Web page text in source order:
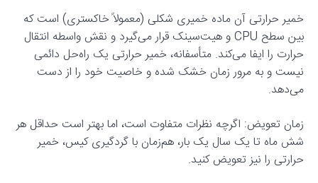
خمیر حرارتی آن ماده خمیری شکلی (معمولاً خاکستری) است که
بین سطح CPU و هیت‌سینک قرار می‌گیرد و نقش واسطه انتقال
حرارت را ایفا می‌کند. متأسفانه، خمیر حرارتی یک راه‌حل دائمی
نیست و به مرور زمان خشک شده و خاصیت خود را از دست
می‌دهد.
زمان تعویض: اگرچه نظرات متفاوت است، اما بهتر است حداقل هر
شش ماه تا یک سال یک بار، هم‌زمان با گردگیری کیس، خمیر
حرارتی را نیز تعویض کنید.